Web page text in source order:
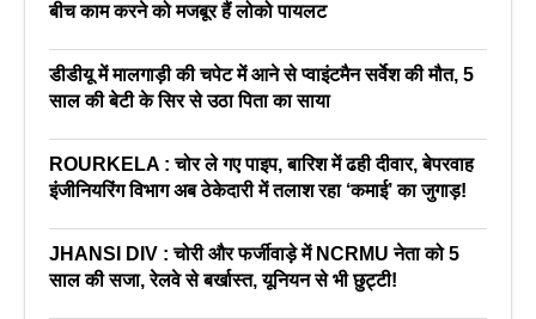
बीच काम करने को मजबूर हैं लोको पायलट
डीडीयू में मालगाड़ी की चपेट में आने से प्वाइंटमैन सर्वेश की मौत, 5
साल की बेटी के सिर से उठा पिता का साया
ROURKELA : चोर ले गए पाइप, बारिश में ढही दीवार, बेपरवाह
इंजीनियरिंग विभाग अब ठेकेदारी में तलाश रहा ‘कमाई’ का जुगाड़!
JHANSI DIV : चोरी और फर्जीवाड़े में NCRMU नेता को 5
साल की सजा, रेलवे से बर्खास्त, यूनियन से भी छुट्टी!